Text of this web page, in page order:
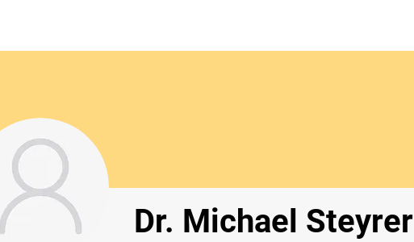
Dr. Michael Steyrer